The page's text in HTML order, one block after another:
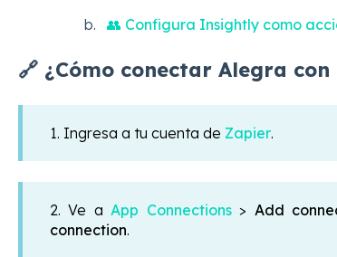
👥 Configura Insightly como
🔗 ¿Cómo conectar Alegra con
1. Ingresa a tu cuenta de Zapier.
2. Ve a App Connections> Add
connection.